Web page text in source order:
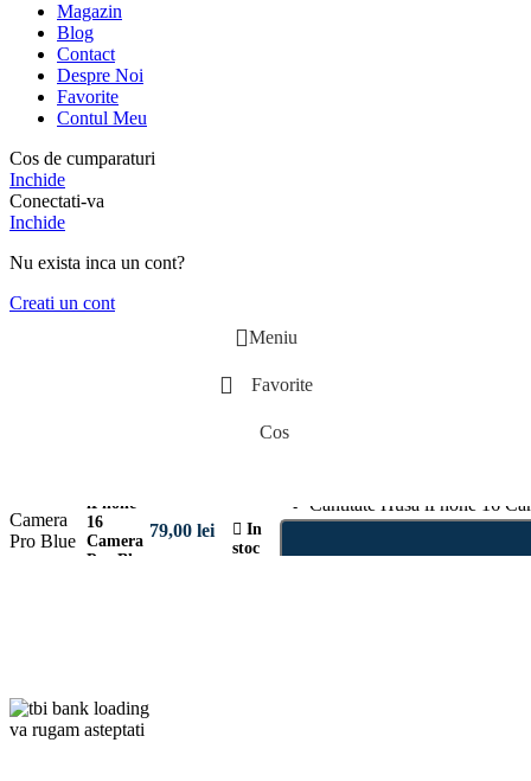
Magazin
Blog
Contact
Despre Noi
Favorite
Contul Meu
Cos de cumparaturi
Inchide
Conectati-va
Inchide
Nu exista inca un cont?
Creati un cont
Meniu
Favorite
Cos
iPhone
16
Camera
Pro Blue
79,00 lei
In
stoc
Cantitate Husa iPhone 16
va rugam asteptati